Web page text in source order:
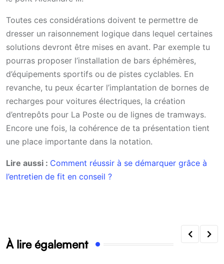
Toutes ces considérations doivent te permettre de
dresser un raisonnement logique dans lequel certaines
solutions devront être mises en avant. Par exemple tu
pourras proposer l’installation de bars éphémères,
d’équipements sportifs ou de pistes cyclables. En
revanche, tu peux écarter l’implantation de bornes de
recharges pour voitures électriques, la création
d’entrepôts pour La Poste ou de lignes de tramways.
Encore une fois, la cohérence de ta présentation tient
une place importante dans la notation.
Lire aussi : Comment réussir à se démarquer grâce à
l’entretien de fit en conseil ?
À lire également